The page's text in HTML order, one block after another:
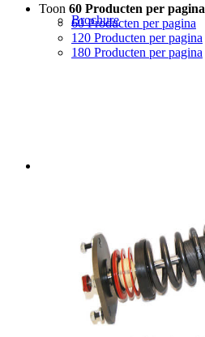
Brochure
Air Jacks
Anti Roll-Control (ARC)
Toon 60 Producten per pagina
60 Producten per pagina
120 Producten per pagina
180 Producten per pagina